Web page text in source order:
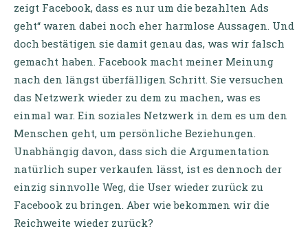
zeigt Facebook, dass es nur um die bezahlten Ads
geht“ waren dabei noch eher harmlose Aussagen. Und
doch bestätigen sie damit genau das, was wir falsch
gemacht haben. Facebook macht meiner Meinung
nach den längst überfälligen Schritt. Sie versuchen
das Netzwerk wieder zu dem zu machen, was es
einmal war. Ein soziales Netzwerk in dem es um den
Menschen geht, um persönliche Beziehungen.
Unabhängig davon, dass sich die Argumentation
natürlich super verkaufen lässt, ist es dennoch der
einzig sinnvolle Weg, die User wieder zurück zu
Facebook zu bringen. Aber wie bekommen wir die
Reichweite wieder zurück?